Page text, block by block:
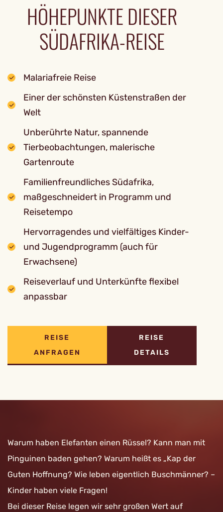
HÖHEPUNKTE DIESER
SÜDAFRIKA-REISE
Malariafreie Reise
Einer der schönsten Küstenstraßen der
Welt
Unberührte Natur, spannende
Tierbeobachtungen, malerische
Gartenroute
Familienfreundliches Südafrika,
maßgeschneidert in Programm und
Reisetempo
Hervorragendes und vielfältiges Kinder-
und Jugendprogramm (auch für
Erwachsene)
Reiseverlauf und Unterkünfte flexibel
anpassbar
REISE
ANFRAGEN
REISE
DETAILS
Warum haben Elefanten einen Rüssel? Kann man mit
Pinguinen baden gehen? Warum heißt es „Kap der
Guten Hoffnung? Wie leben eigentlich Buschmänner? –
Kinder haben viele Fragen!
Bei dieser Reise legen wir sehr großen Wert auf